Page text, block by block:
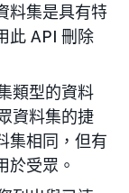
料集是具有特
此 API 刪除
類型的資料
資料集的捷
集相同，但有
於受眾。